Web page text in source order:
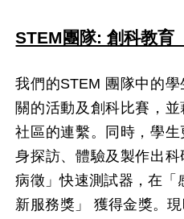
STEM團隊: 創科教育
我們的STEM 團隊中的
關的活動及創科比賽，
社區的連繫。同時，學
身探訪、體驗及製作出
病徵」快速測試器，在
新服務獎」 獲得金獎。